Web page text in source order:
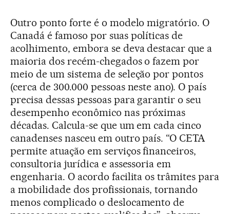
Outro ponto forte é o modelo migratório. O
Canadá é famoso por suas políticas de
acolhimento, embora se deva destacar que a
maioria dos recém-chegados o fazem por
meio de um sistema de seleção por pontos
(cerca de 300.000 pessoas neste ano). O país
precisa dessas pessoas para garantir o seu
desempenho econômico nas próximas
décadas. Calcula-se que um em cada cinco
canadenses nasceu em outro país. “O CETA
permite atuação em serviços financeiros,
consultoria jurídica e assessoria em
engenharia. O acordo facilita os trâmites para
a mobilidade dos profissionais, tornando
menos complicado o deslocamento de